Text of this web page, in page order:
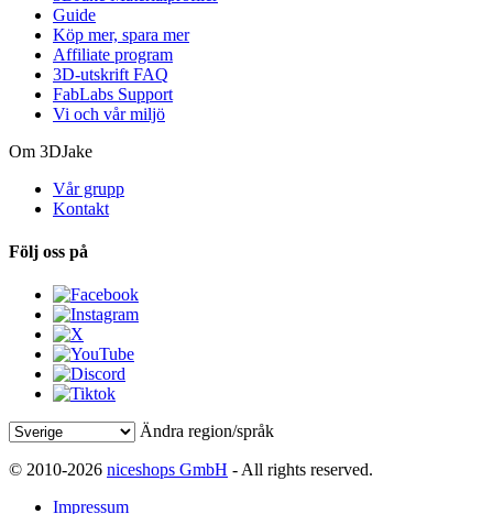
Guide
Köp mer, spara mer
Affiliate program
3D-utskrift FAQ
FabLabs Support
Vi och vår miljö
Om 3DJake
Vår grupp
Kontakt
Följ oss på
Ändra region/språk
© 2010-2026 niceshops GmbH - All rights reserved.
Impressum